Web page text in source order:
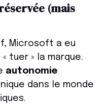
(mais
Microsoft a eu
tuer » la marque.
autonomie
dans le monde